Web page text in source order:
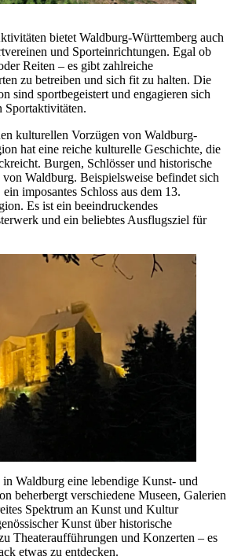
bietet Waldburg-Württemberg auch
und Sporteinrichtungen. Egal ob
Reiten – es gibt zahlreiche
zu betreiben und sich fit zu halten. Die
sind sportbegeistert und engagieren sich
Sportaktivitäten.
kulturellen Vorzügen von Waldburg-
hat eine reiche kulturelle Geschichte, die
Burgen, Schlösser und historische
von Waldburg. Beispielsweise befindet sich
imposantes Schloss aus dem 13.
Es ist ein beeindruckendes
und ein beliebtes Ausflugsziel für
Waldburg eine lebendige Kunst- und
beherbergt verschiedene Museen, Galerien
Spektrum an Kunst und Kultur
Kunst über historische
Theateraufführungen und Konzerten – es
etwas zu entdecken.